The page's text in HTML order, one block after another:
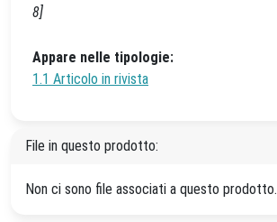
8]
Appare nelle tipologie:
1.1 Articolo in rivista
File in questo prodotto:
Non ci sono file associati a questo prodotto.